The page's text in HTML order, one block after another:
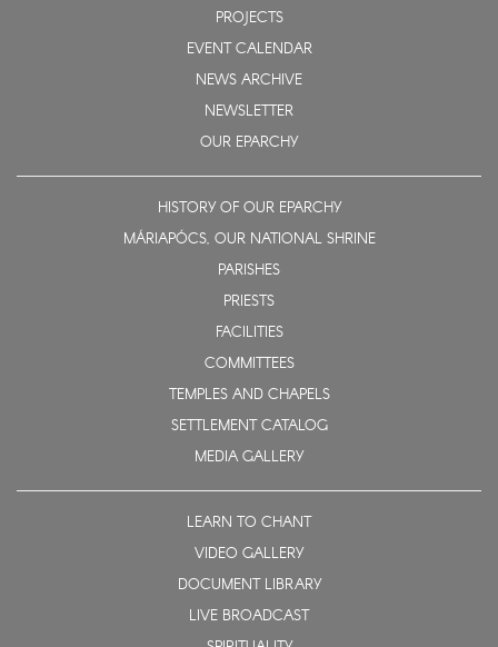
PROJECTS
EVENT CALENDAR
NEWS ARCHIVE
NEWSLETTER
OUR EPARCHY
HISTORY OF OUR EPARCHY
MÁRIAPÓCS, OUR NATIONAL SHRINE
PARISHES
PRIESTS
FACILITIES
COMMITTEES
TEMPLES AND CHAPELS
SETTLEMENT CATALOG
MEDIA GALLERY
LEARN TO CHANT
VIDEO GALLERY
DOCUMENT LIBRARY
LIVE BROADCAST